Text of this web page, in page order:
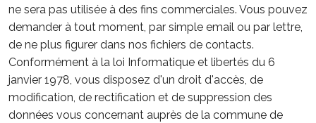
ne sera pas utilisée à des fins commerciales. Vous pouvez
demander à tout moment, par simple email ou par lettre,
de ne plus figurer dans nos fichiers de contacts.
Conformément à la loi Informatique et libertés du 6
janvier 1978, vous disposez d'un droit d'accès, de
modification, de rectification et de suppression des
données vous concernant auprès de la commune de